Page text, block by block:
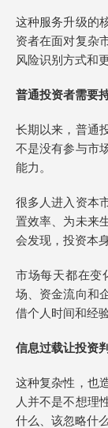
这种服务升级的
资者在面对复杂
风险识别方式和
普通投资者需要
长期以来，普通
不是没有参与市
能力。
很多人进入资本
置效率、为未来
会发现，投资本
市场每天都在变
场、资金流向和
借个人时间和经
信息过载让投资
这种复杂性，也
人并不是不想理
什么、该忽略什